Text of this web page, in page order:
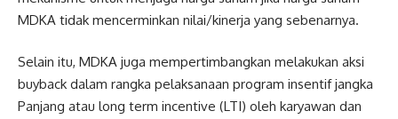
MDKA tidak mencerminkan nilai/kinerja yang sebenarnya.
Selain itu, MDKA juga mempertimbangkan melakukan aksi
buyback dalam rangka pelaksanaan program insentif jangka
Panjang atau long term incentive (LTI) oleh karyawan dan